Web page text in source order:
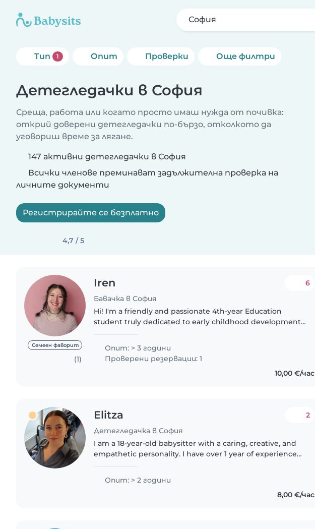
София
Тип 1 Опит Проверки Още филтри
Детегледачки в София
Среща, работа или когато просто имаш нужда от почивка:
открий доверени детегледачки по-бързо, отколкото да
уговориш време за лягане.
147 активни детегледачки в София
Всички членове преминават задължителна проверка на
личните документи
Регистрирайте се безплатно
4,7 / 5
Семеен фаворит
(1)
Iren
Бавачка в София
6
Hi! I'm a friendly and passionate 4th-year Education
student truly dedicated to early childhood development.
Опит: > 3 години
Проверени резервации: 1
10,00 €/час
Elitza
Детегледачка в София
2
I am a 18-year-old babysitter with a caring, creative, and
empathetic personality. I have over 1 year of experience
Опит: > 2 години
8,00 €/час